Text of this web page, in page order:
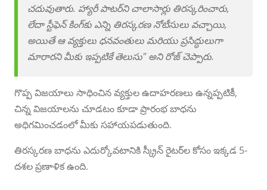
చదువుతారు. హ్యారీ పాటర్‌ని చాలాసార్లు తిరస్కరించారు,
లేదా స్టీఫెన్ కింగ్‌కు ఎన్ని తిరస్కరణ నోటీసులు వచ్చాయి,
అయితే ఆ వ్యక్తులు ధనవంతులు మరియు ప్రసిద్ధులుగా
మారారని మీకు ఇప్పటికే తెలుసు" అని రోజ్ చెప్పారు.
గొప్ప విజయాలు సాధించిన వ్యక్తుల ఉదాహరణలు ఉన్నప్పటికీ,
చిన్న విజయాలను చూడటం కూడా ప్రారంభ బాధను
అధిగమించడంలో మీకు సహాయపడుతుంది.
తిరస్కరణ బాధను ఎదుర్కోవటానికి స్క్రీన్ రైటర్‌ల కోసం ఇక్కడ 5-
దశల ప్రణాళిక ఉంది.